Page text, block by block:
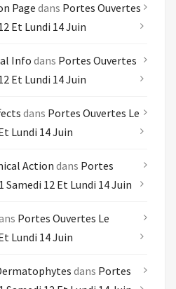
Page dans Portes Ouvertes
Et Lundi 14 Juin
Info dans Portes Ouvertes
Et Lundi 14 Juin
dans Portes Ouvertes Le
Lundi 14 Juin
Action dans Portes
Samedi 12 Et Lundi 14 Juin
Portes Ouvertes Le
Lundi 14 Juin
dans Portes